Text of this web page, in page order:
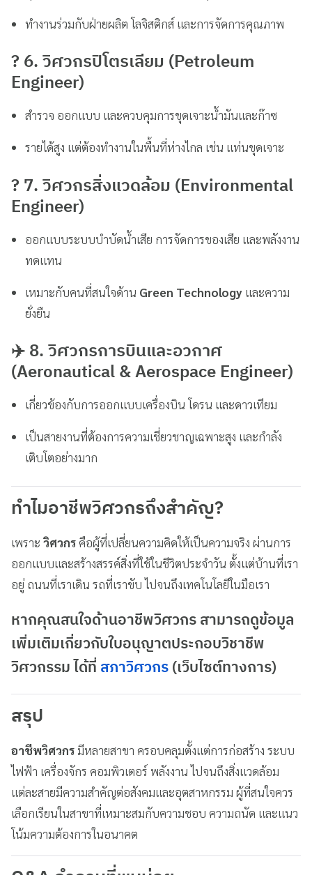
ทำงานร่วมกับฝ่ายผลิต โลจิสติกส์ และการจัดการคุณภาพ
?️ 6. วิศวกรปิโตรเลียม (Petroleum
Engineer)
สำรวจ ออกแบบ และควบคุมการขุดเจาะน้ำมันและก๊าซ
รายได้สูง แต่ต้องทำงานในพื้นที่ห่างไกล เช่น แท่นขุดเจาะ
? 7. วิศวกรสิ่งแวดล้อม (Environmental
Engineer)
ออกแบบระบบบำบัดน้ำเสีย การจัดการของเสีย และพลังงาน
ทดแทน
เหมาะกับคนที่สนใจด้าน Green Technology และความ
ยั่งยืน
✈️ 8. วิศวกรการบินและอวกาศ
(Aeronautical & Aerospace Engineer)
เกี่ยวข้องกับการออกแบบเครื่องบิน โดรน และดาวเทียม
เป็นสายงานที่ต้องการความเชี่ยวชาญเฉพาะสูง และกำลัง
เติบโตอย่างมาก
ทำไมอาชีพวิศวกรถึงสำคัญ?
เพราะ วิศวกรคือผู้ที่เปลี่ยนความคิดให้เป็นความจริง ผ่านการ
ออกแบบและสร้างสรรค์สิ่งที่ใช้ในชีวิตประจำวัน ตั้งแต่บ้านที่เรา
อยู่ ถนนที่เราเดิน รถที่เราขับ ไปจนถึงเทคโนโลยีในมือเรา
หากคุณสนใจด้านอาชีพวิศวกร สามารถดูข้อมูล
เพิ่มเติมเกี่ยวกับใบอนุญาตประกอบวิชาชีพ
วิศวกรรม ได้ที่ สภาวิศวกร(เว็บไซต์ทางการ)
สรุป
อาชีพวิศวกรมีหลายสาขา ครอบคลุมตั้งแต่การก่อสร้าง ระบบ
ไฟฟ้า เครื่องจักร คอมพิวเตอร์ พลังงาน ไปจนถึงสิ่งแวดล้อม
แต่ละสายมีความสำคัญต่อสังคมและอุตสาหกรรม ผู้ที่สนใจควร
เลือกเรียนในสาขาที่เหมาะสมกับความชอบ ความถนัด และแนว
โน้มความต้องการในอนาคต